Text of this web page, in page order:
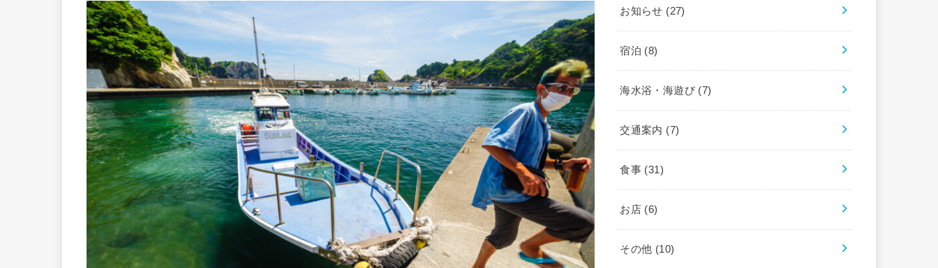
お知らせ (27)
宿泊 (8)
海水浴・海遊び (7)
交通案内 (7)
食事 (31)
お店 (6)
その他 (10)